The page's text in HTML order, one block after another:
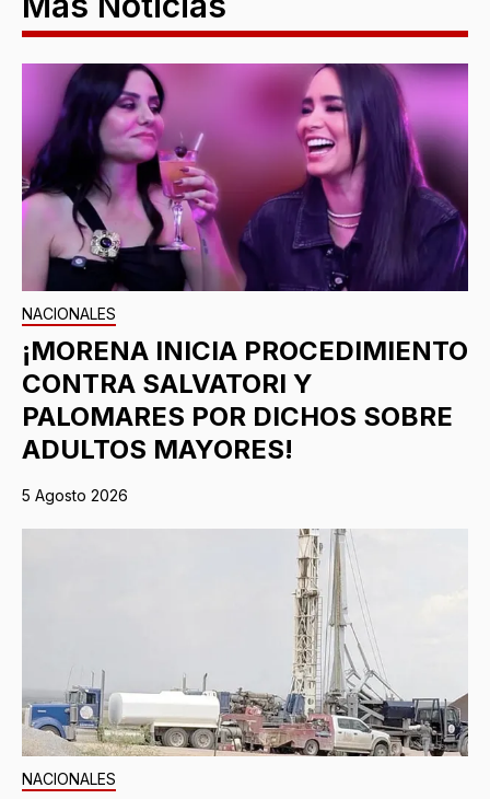
NACIONALES
¡MORENA INICIA PROCEDIMIENTO
CONTRA SALVATORI Y
PALOMARES POR DICHOS SOBRE
ADULTOS MAYORES!
5 Agosto 2026
NACIONALES